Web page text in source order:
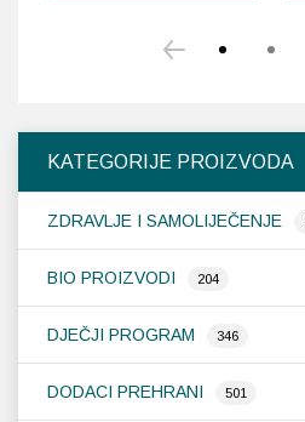
KATEGORIJE PROIZVODA
ZDRAVLJE I SAMOLIJEČENJE
BIO PROIZVODI 204
DJEČJI PROGRAM 346
DODACI PREHRANI 501